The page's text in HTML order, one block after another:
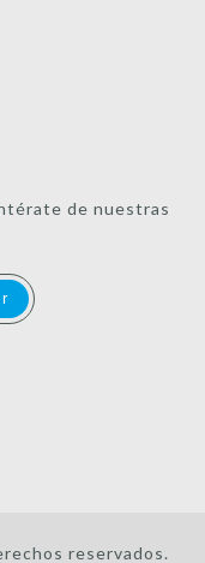
de nuestras
reservados.